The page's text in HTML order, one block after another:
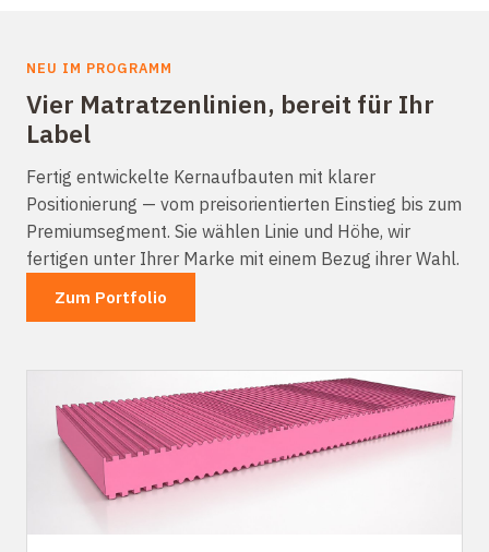
NEU IM PROGRAMM
Vier Matratzenlinien, bereit für Ihr
Label
Fertig entwickelte Kernaufbauten mit klarer
Positionierung — vom preisorientierten Einstieg bis zum
Premiumsegment. Sie wählen Linie und Höhe, wir
fertigen unter Ihrer Marke mit einem Bezug ihrer Wahl.
Zum Portfolio